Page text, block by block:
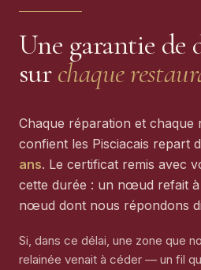
Une garantie de
surchaque
Chaque réparation et chaque
confient les Pisciacais repart
ans. Le certificat remis avec
cette durée : un nœud refait
nœud dont nous répondons
Si, dans ce délai, une zone que
relainée venait à céder — un fil